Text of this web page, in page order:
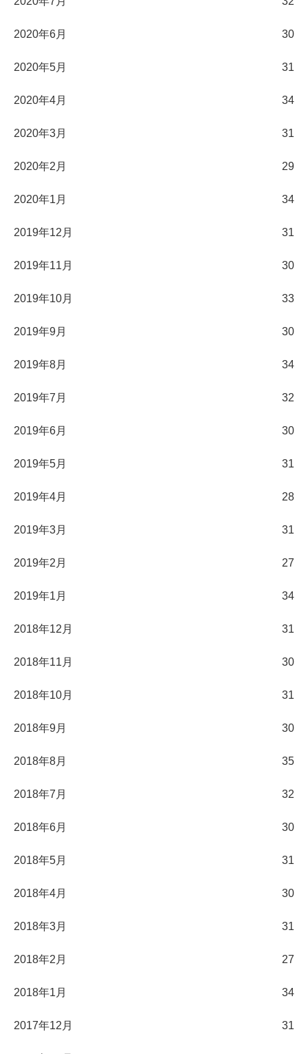
2020年6月 30
2020年5月 31
2020年4月 34
2020年3月 31
2020年2月 29
2020年1月 34
2019年12月 31
2019年11月 30
2019年10月 33
2019年9月 30
2019年8月 34
2019年7月 32
2019年6月 30
2019年5月 31
2019年4月 28
2019年3月 31
2019年2月 27
2019年1月 34
2018年12月 31
2018年11月 30
2018年10月 31
2018年9月 30
2018年8月 35
2018年7月 32
2018年6月 30
2018年5月 31
2018年4月 30
2018年3月 31
2018年2月 27
2018年1月 34
2017年12月 31